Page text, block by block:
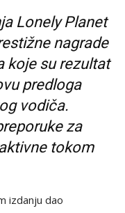
Lonely Planet
nagrade
koje su rezultat
predloga
vodiča.
za
tokom
izdanju dao